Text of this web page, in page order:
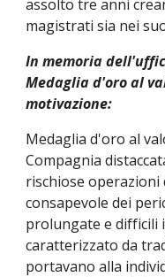
assolto tre anni
magistrati sia nei
In memoria
Medaglia d'oro al
motivazione:
Medaglia d'oro al
Compagnia
rischiose operazioni
consapevole dei
prolungate e difficili
caratterizzato da
portavano alla